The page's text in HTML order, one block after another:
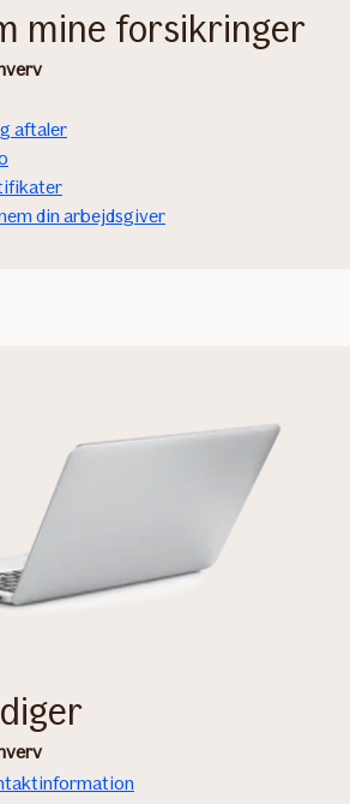
mine forsikringer
aftaler
din arbejdsgiver